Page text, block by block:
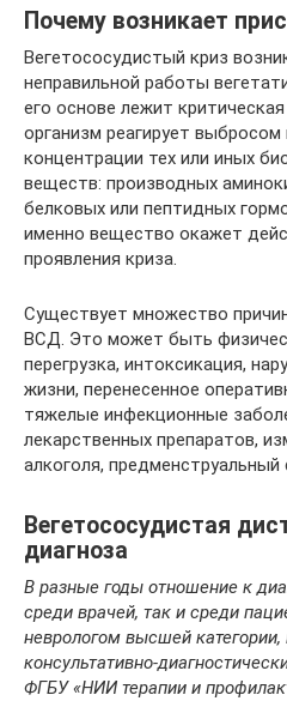
Почему возникает
Вегетососудистый криз
неправильной работы
его основе лежит
организм реагирует
концентрации тех или иных
веществ: производных
белковых или пептидных
именно вещество окажет
проявления криза.
Существует множество
ВСД. Это может быть
перегрузка, интоксикация,
жизни, перенесенное
тяжелые инфекционные
лекарственных препаратов,
алкоголя,
Вегетососудистая
диагноза
В разные годы отношение к
среди врачей, так и среди
неврологом высшей
консультативно-
ФГБУ «НИИ терапии и